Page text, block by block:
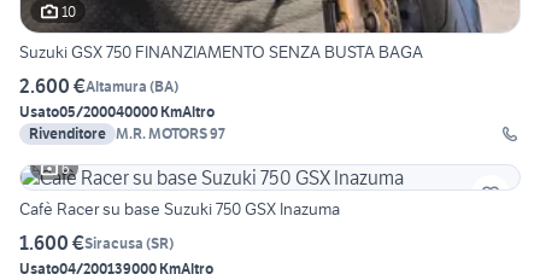
10
Suzuki GSX 750 FINANZIAMENTO SENZA BUSTA BAGA
2.600 €Altamura (BA)
Usato05/200040000 KmAltro
Rivenditore M.R. MOTORS 97
6
Cafè Racer su base Suzuki 750 GSX Inazuma
1.600 €Siracusa (SR)
Usato04/200139000 KmAltro